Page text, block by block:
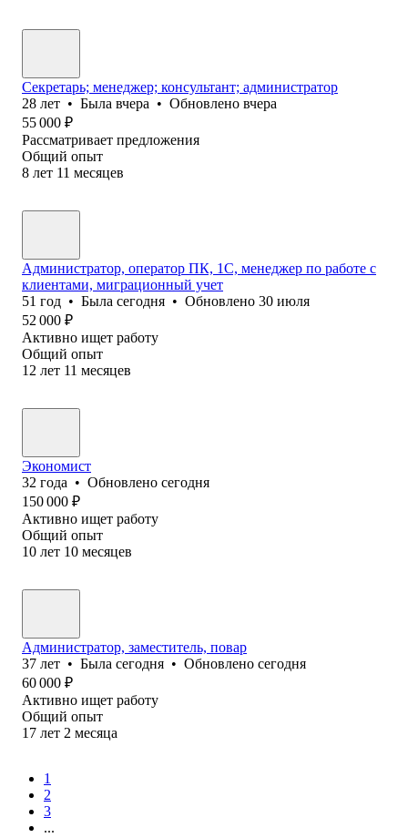
Секретарь; менеджер; консультант; администратор
28 лет • Была вчера • Обновлено вчера
55 000 ₽
Рассматривает предложения
Общий опыт
8 лет 11 месяцев
Администратор, оператор ПК, 1С, менеджер по работе с
клиентами, миграционный учет
51 год • Была сегодня • Обновлено 30 июля
52 000 ₽
Активно ищет работу
Общий опыт
12 лет 11 месяцев
Экономист
32 года • Обновлено сегодня
150 000 ₽
Активно ищет работу
Общий опыт
10 лет 10 месяцев
Администратор, заместитель, повар
37 лет • Была сегодня • Обновлено сегодня
60 000 ₽
Активно ищет работу
Общий опыт
17 лет 2 месяца
1
2
3
...